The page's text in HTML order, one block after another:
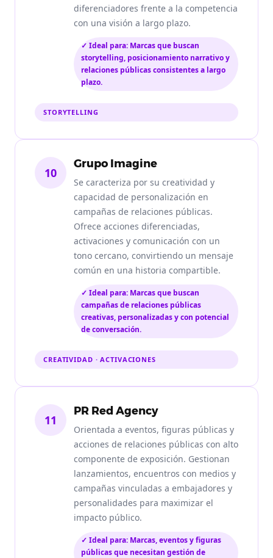
diferenciadores frente a la competencia
con una visión a largo plazo.
✓ Ideal para: Marcas que buscan
storytelling, posicionamiento narrativo y
relaciones públicas consistentes a largo
plazo.
STORYTELLING
10
Grupo Imagine
Se caracteriza por su creatividad y
capacidad de personalización en
campañas de relaciones públicas.
Ofrece acciones diferenciadas,
activaciones y comunicación con un
tono cercano, convirtiendo un mensaje
común en una historia compartible.
✓ Ideal para: Marcas que buscan
campañas de relaciones públicas
creativas, personalizadas y con potencial
de conversación.
CREATIVIDAD · ACTIVACIONES
11
PR Red Agency
Orientada a eventos, figuras públicas y
acciones de relaciones públicas con alto
componente de exposición. Gestionan
lanzamientos, encuentros con medios y
campañas vinculadas a embajadores y
personalidades para maximizar el
impacto público.
✓ Ideal para: Marcas, eventos y figuras
públicas que necesitan gestión de